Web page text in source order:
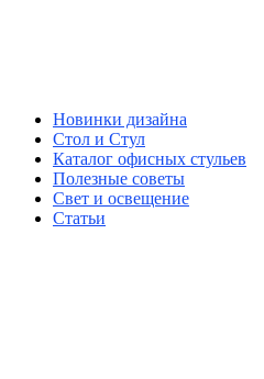
Новинки дизайна
Стол и Стул
Каталог офисных стульев
Полезные советы
Свет и освещение
Статьи